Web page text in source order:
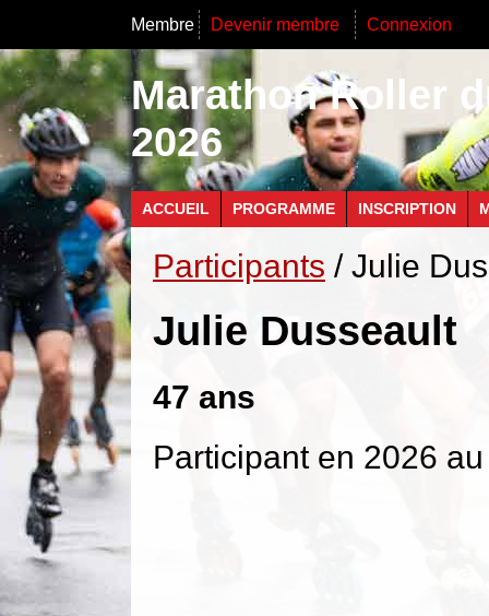
Membre Devenir membre Connexion
Marathon Roller
2026
ACCUEIL PROGRAMME INSCRIPTION
Participants / Julie
Julie Dusseault
47 ans
Participant en 2026